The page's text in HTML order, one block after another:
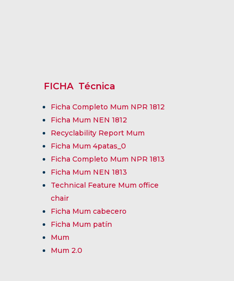
FICHA Técnica
Ficha Completo Mum NPR 1812
Ficha Mum NEN 1812
Recyclability Report Mum
Ficha Mum 4patas_0
Ficha Completo Mum NPR 1813
Ficha Mum NEN 1813
Technical Feature Mum office
chair
Ficha Mum cabecero
Ficha Mum patín
Mum
Mum 2.0